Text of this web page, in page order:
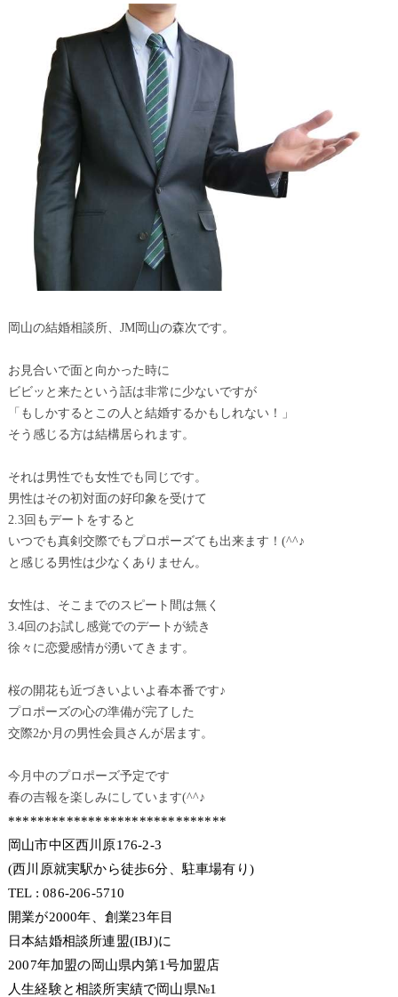
岡山の結婚相談所、JM岡山の森次です。
お見合いで面と向かった時に
ビビッと来たという話は非常に少ないですが
「もしかするとこの人と結婚するかもしれない！」
そう感じる方は結構居られます。
それは男性でも女性でも同じです。
男性はその初対面の好印象を受けて
2.3回もデートをすると
いつでも真剣交際でもプロポーズても出来ます！(^^♪
と感じる男性は少なくありません。
女性は、そこまでのスピート間は無く
3.4回のお試し感覚でのデートが続き
徐々に恋愛感情が湧いてきます。
桜の開花も近づきいよいよ春本番です♪
プロポーズの心の準備が完了した
交際2か月の男性会員さんが居ます。
今月中のプロポーズ予定です
春の吉報を楽しみにしています(^^♪
******************************
岡山市中区西川原176-2-3
(西川原就実駅から徒歩6分、駐車場有り)
TEL : 086-206-5710
開業が2000年、創業23年目
日本結婚相談所連盟(IBJ)に
2007年加盟の岡山県内第1号加盟店
人生経験と相談所実績で岡山県№1